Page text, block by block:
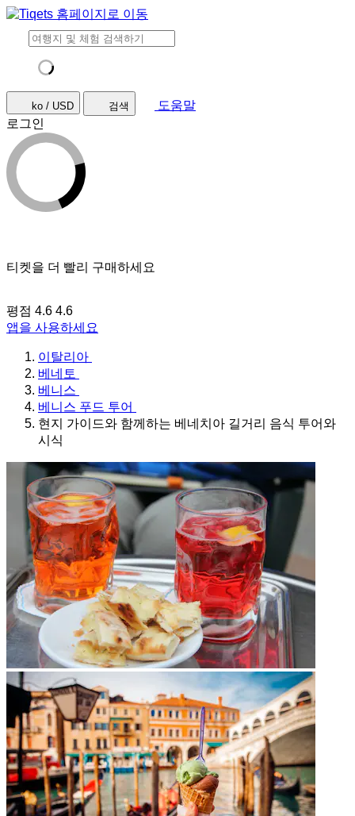
ko / USD 검색
도움말
로그인
티켓을 더 빨리 구매하세요
평점 4.6 4.6
앱을 사용하세요
이탈리아
베네토
베니스
베니스 푸드 투어
현지 가이드와 함께하는 베네치아 길거리 음식 투어와
시식